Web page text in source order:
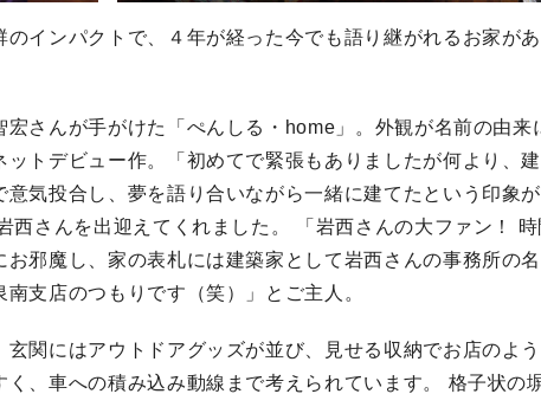
のインパクトで、４年が経った今でも語り継がれるお家が
さんが手がけた「ぺんしる・home」。外観が名前の由来
トデビュー作。「初めてで緊張もありましたが何より、
気投合し、夢を語り合いながら一緒に建てたという印象
西さんを出迎えてくれました。 「岩西さんの大ファン！
邪魔し、家の表札には建築家として岩西さんの事務所の
支店のつもりです（笑）」とご主人。
関にはアウトドアグッズが並び、見せる収納でお店のよ
、車への積み込み動線まで考えられています。 格子状の